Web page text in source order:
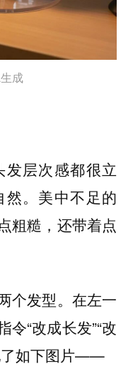
成
层次感都很立
。 美中不足的
粗糙，还带着点
个发型。在左一
“改成长发”“改
了如下图片——